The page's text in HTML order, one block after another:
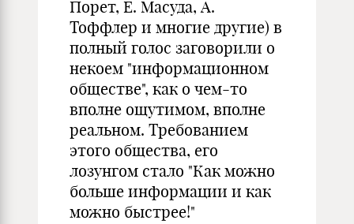
Порет, Е. Масуда, А.
Тоффлер и многие другие) в
полный голос заговорили о
некоем "информационном
обществе", как о чем-то
вполне ощутимом, вполне
реальном. Требованием
этого общества, его
лозунгом стало "Как можно
больше информации и как
можно быстрее!"